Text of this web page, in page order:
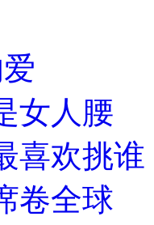
女人腰
喜欢挑谁
卷全球